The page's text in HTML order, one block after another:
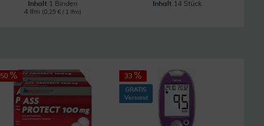
Inhalt 1 Binden
4 lfm (0,25 € / 1 lfm)
Inhalt 14 Stück
50 33
GRATIS
Versand